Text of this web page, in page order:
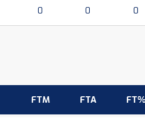
0 0 0
FTM FTA FT%